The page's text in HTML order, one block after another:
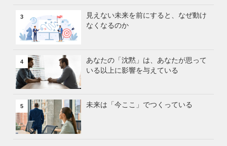
3
見えない未来を前にすると、なぜ動け
なくなるのか
4
あなたの「沈黙」は、あなたが思って
いる以上に影響を与えている
5 未来は「今ここ」でつくっている